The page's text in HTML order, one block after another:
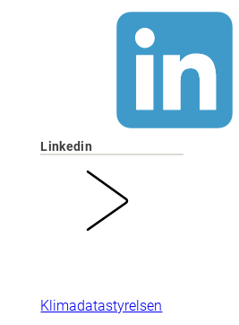
Linkedin
Klimadatastyrelsen